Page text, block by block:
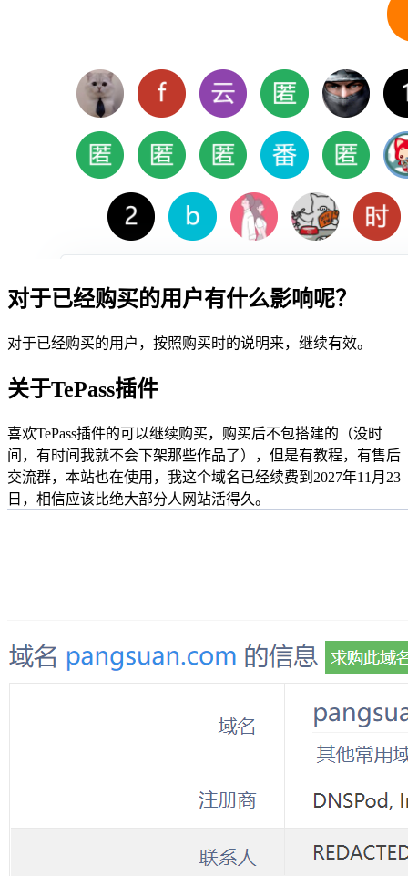
对于已经购买的用户有什么影响呢？
对于已经购买的用户，按照购买时的说明来，继续有效。
关于TePass插件
喜欢TePass插件的可以继续购买，购买后不包搭建的（没时
间，有时间我就不会下架那些作品了），但是有教程，有售后
交流群，本站也在使用，我这个域名已经续费到2027年11月23
日，相信应该比绝大部分人网站活得久。